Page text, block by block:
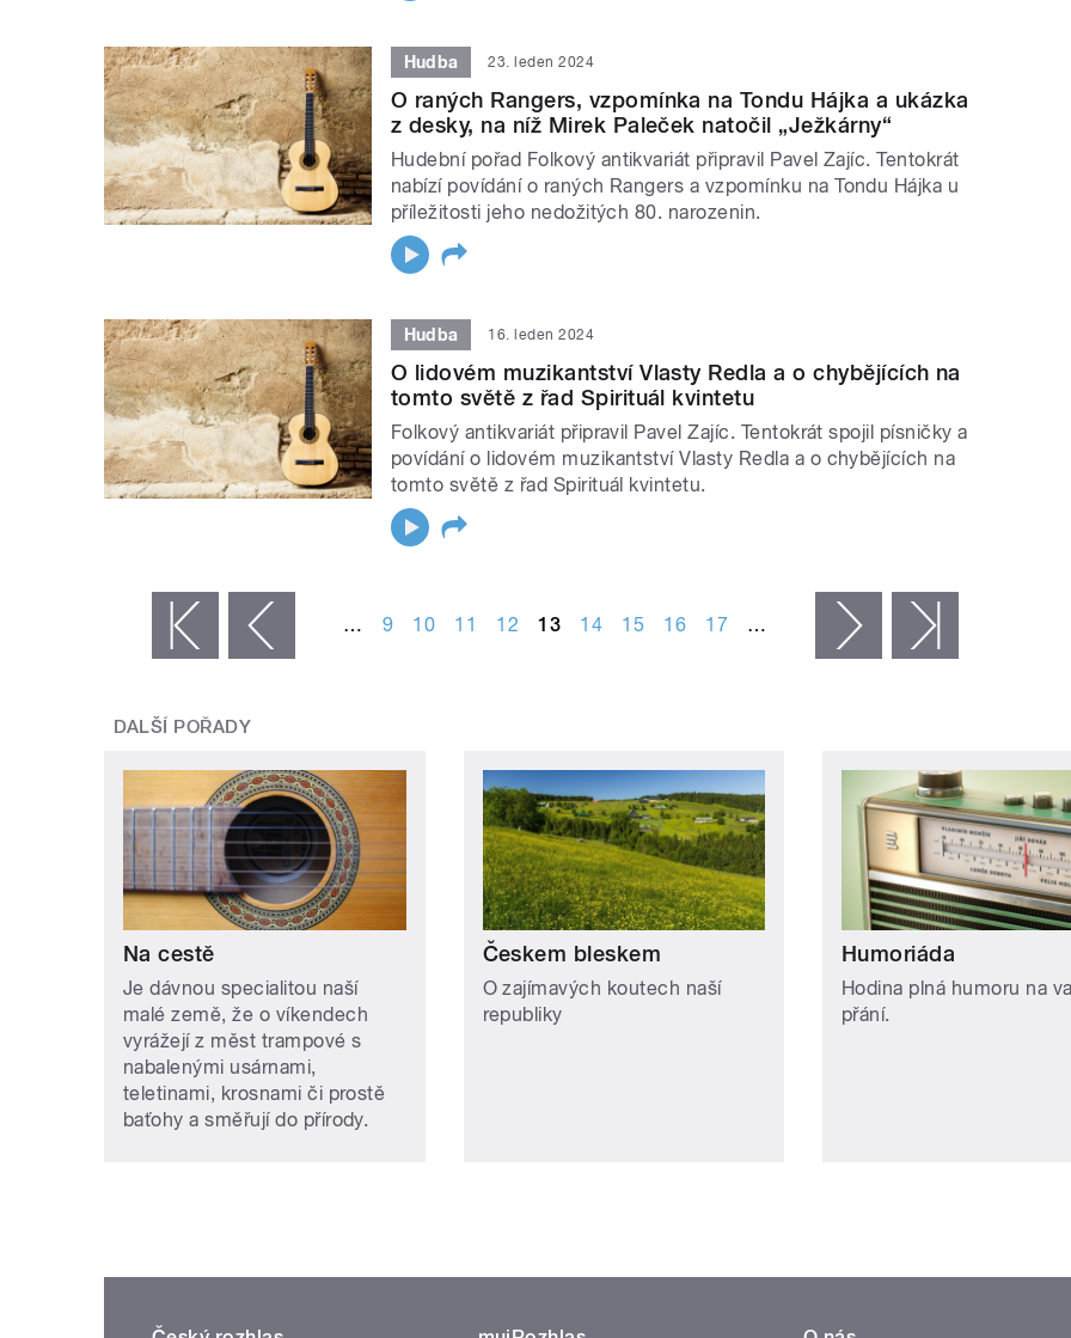
Hudba 23. leden 2024
O raných Rangers, vzpomínka na Tondu Hájka a ukázka
z desky, na níž Mirek Paleček natočil „Ježkárny“
Hudební pořad Folkový antikvariát připravil Pavel Zajíc. Tentokrát
nabízí povídání o raných Rangers a vzpomínku na Tondu Hájka u
příležitosti jeho nedožitých 80. narozenin.
Hudba 16. leden 2024
O lidovém muzikantství Vlasty Redla a o chybějících na
tomto světě z řad Spirituál kvintetu
Folkový antikvariát připravil Pavel Zajíc. Tentokrát spojil písničky a
povídání o lidovém muzikantství Vlasty Redla a o chybějících na
tomto světě z řad Spirituál kvintetu.
‹ předchozí … 9 10 11 12 13 14 15 16 17 … následující ›
DALŠÍ POŘADY
Na cestě
Je dávnou specialitou naší
malé země, že o víkendech
vyrážejí z měst trampové s
nabalenými usárnami,
teletinami, krosnami či prostě
baťohy a směřují do přírody.
Českem bleskem
O zajímavých koutech naší
republiky
Humoriáda
Hodina plná humoru na
přání.